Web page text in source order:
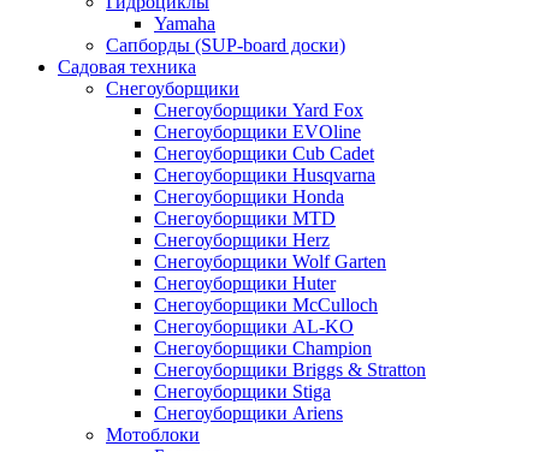
Yamaha
Сапборды (SUP-board доски)
Садовая техника
Снегоуборщики
Снегоуборщики Yard Fox
Снегоуборщики EVOline
Снегоуборщики Cub Cadet
Снегоуборщики Husqvarna
Снегоуборщики Honda
Снегоуборщики MTD
Снегоуборщики Herz
Снегоуборщики Wolf Garten
Снегоуборщики Huter
Снегоуборщики McCulloch
Снегоуборщики AL-KO
Снегоуборщики Champion
Снегоуборщики Briggs & Stratton
Снегоуборщики Stiga
Снегоуборщики Ariens
Мотоблоки